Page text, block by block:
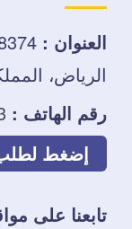
العنوان :
الرياض،
رقم الهاتف :
إضغط
تابعنا على